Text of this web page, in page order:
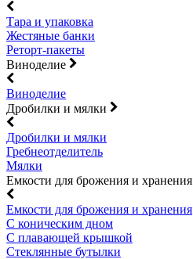
Тара и упаковка
Жестяные банки
Реторт-пакеты
Виноделие
Виноделие
Дробилки и мялки
Дробилки и мялки
Гребнеотделитель
Мялки
Емкости для брожения и хранения
Емкости для брожения и хранения
С коническим дном
С плавающей крышкой
Стеклянные бутылки